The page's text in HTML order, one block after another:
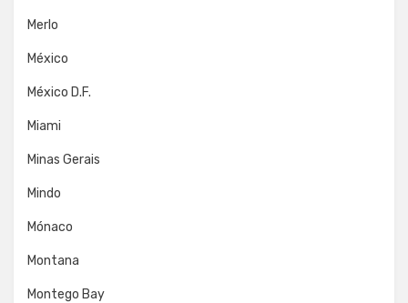
Merlo
México
México D.F.
Miami
Minas Gerais
Mindo
Mónaco
Montana
Montego Bay